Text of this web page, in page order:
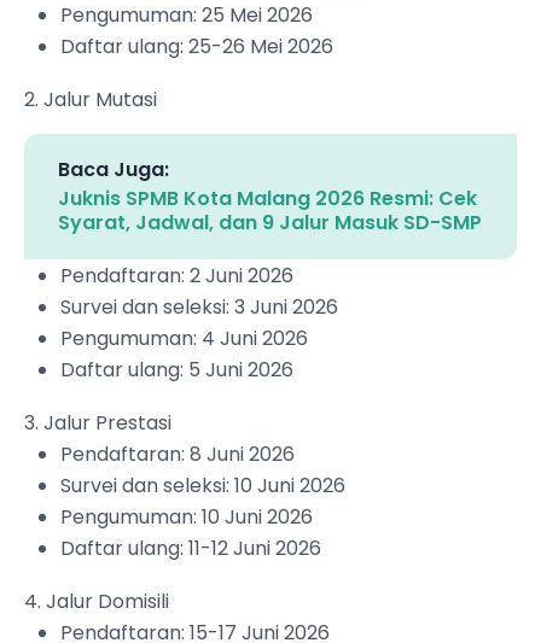
Pengumuman: 25 Mei 2026
Daftar ulang: 25-26 Mei 2026
2. Jalur Mutasi
Baca Juga:
Juknis SPMB Kota Malang 2026 Resmi: Cek
Syarat, Jadwal, dan 9 Jalur Masuk SD-SMP
Pendaftaran: 2 Juni 2026
Survei dan seleksi: 3 Juni 2026
Pengumuman: 4 Juni 2026
Daftar ulang: 5 Juni 2026
3. Jalur Prestasi
Pendaftaran: 8 Juni 2026
Survei dan seleksi: 10 Juni 2026
Pengumuman: 10 Juni 2026
Daftar ulang: 11-12 Juni 2026
4. Jalur Domisili
Pendaftaran: 15-17 Juni 2026